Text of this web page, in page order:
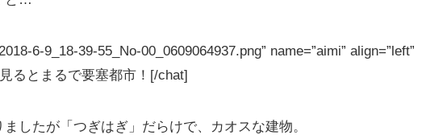
6-9_18-39-55_No-00_0609064937.png” name=”aimi” align=”left”
るとまるで要塞都市！[/chat]
したが「つぎはぎ」だらけで、カオスな建物。